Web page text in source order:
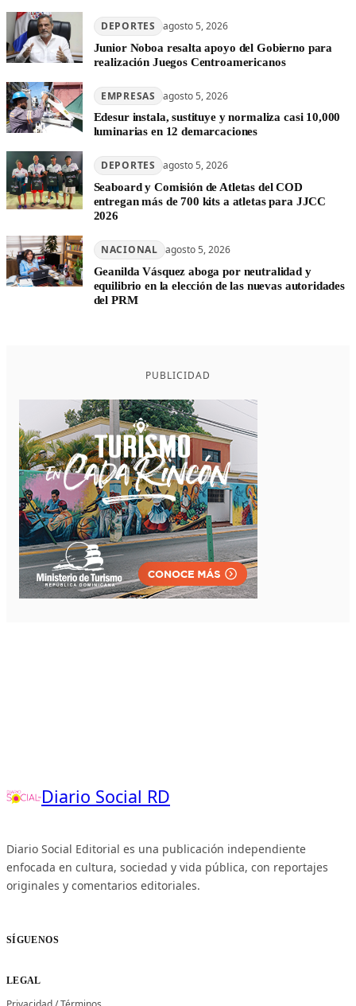
DEPORTES agosto 5, 2026
Junior Noboa resalta apoyo del Gobierno para
realización Juegos Centroamericanos
EMPRESAS agosto 5, 2026
Edesur instala, sustituye y normaliza casi 10,000
luminarias en 12 demarcaciones
DEPORTES agosto 5, 2026
Seaboard y Comisión de Atletas del COD
entregan más de 700 kits a atletas para JJCC
2026
NACIONAL agosto 5, 2026
Geanilda Vásquez aboga por neutralidad y
equilibrio en la elección de las nuevas autoridades
del PRM
PUBLICIDAD
Diario Social RD
Diario Social Editorial es una publicación independiente
enfocada en cultura, sociedad y vida pública, con reportajes
originales y comentarios editoriales.
SÍGUENOS
LEGAL